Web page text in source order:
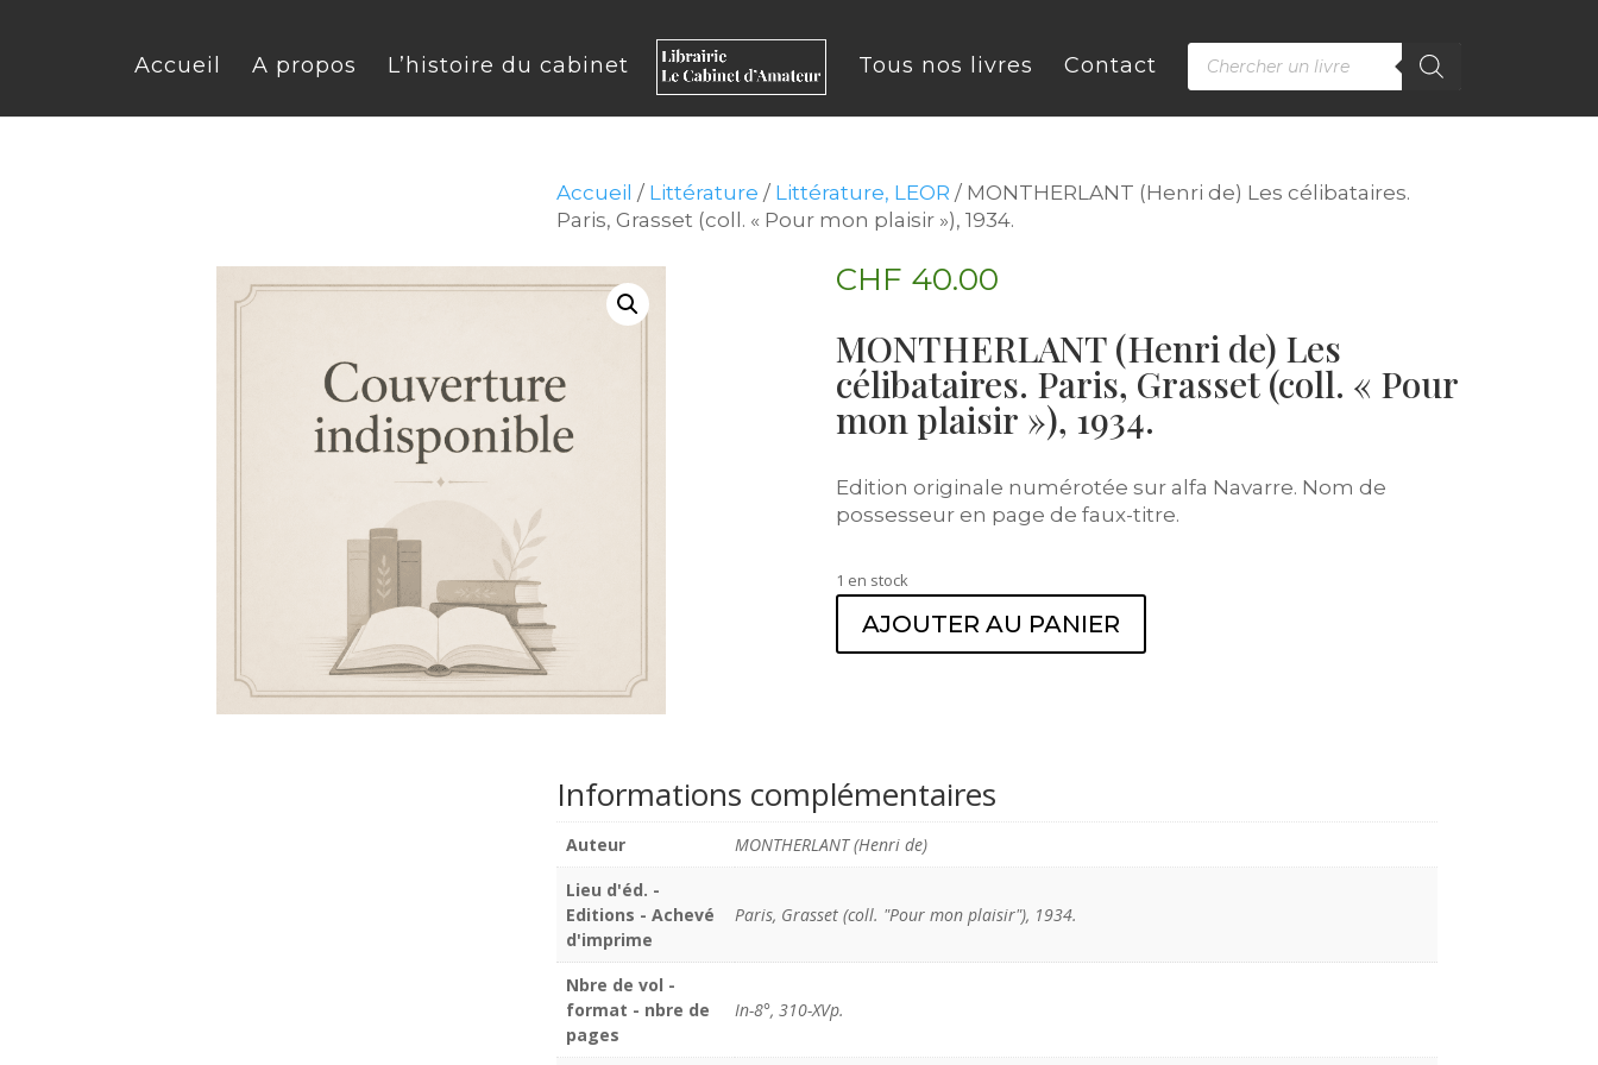
Accueil A propos L’histoire du cabinet Tous nos livres Contact
Recherche
de
produits
Accueil / Littérature / Littérature, LEOR / MONTHERLANT (Henri de) Les célibataires.
Paris, Grasset (coll. « Pour mon plaisir »), 1934.
CHF 40.00
MONTHERLANT (Henri de) Les
célibataires. Paris, Grasset (coll. « Pour
mon plaisir »), 1934.
Edition originale numérotée sur alfa Navarre. Nom de
possesseur en page de faux-titre.
1 en stock
AJOUTER AU PANIER
Informations complémentaires
Auteur
MONTHERLANT (Henri de)
Lieu d'éd. -
Editions - Achevé
d'imprime
Paris, Grasset (coll. "Pour mon plaisir"), 1934.
Nbre de vol -
format - nbre de
pages
In-8°, 310-XVp.